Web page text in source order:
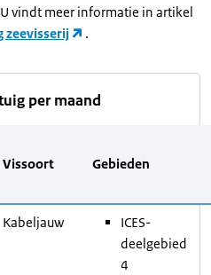
vindt meer informatie in artikel
zeevisserij .
per maand
Vissoort Gebieden
Kabeljauw
ICES-
deelgebied
4